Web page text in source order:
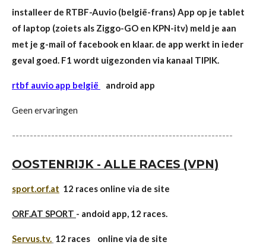
installeer de RTBF-Auvio (belgië-frans) App op je tablet
of laptop (zoiets als Ziggo-GO en KPN-itv) meld je aan
met je g-mail of facebook en klaar. de app werkt in ieder
geval goed. F1 wordt uigezonden via kanaal TIPIK.
rtbf auvio app belgië android app
Geen ervaringen
--------------------------------------------------------------
OOSTENRIJK - ALLE RACES (VPN)
sport.orf.at 12 races online via de site
ORF.AT SPORT - andoid app, 12 races.
Servus.tv. 12 races online via de site